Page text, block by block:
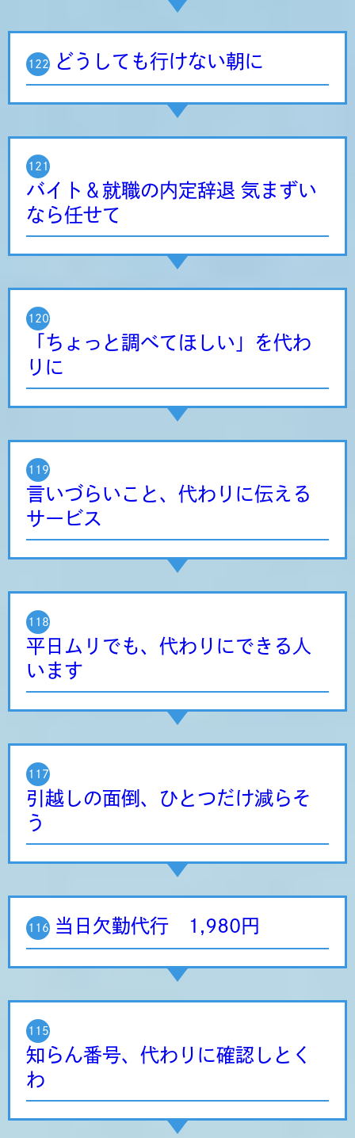
122 どうしても行けない朝に
121
バイト＆就職の内定辞退 気まずい
なら任せて
120
「ちょっと調べてほしい」を代わ
りに
119
言いづらいこと、代わりに伝える
サービス
118
平日ムリでも、代わりにできる人
います
117
引越しの面倒、ひとつだけ減らそ
う
116 当日欠勤代行 1,980円
115
知らん番号、代わりに確認しとく
わ